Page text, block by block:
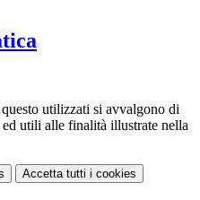
utilizzati si avvalgono di
utili alle finalità illustrate nella
Accetta tutti i cookies